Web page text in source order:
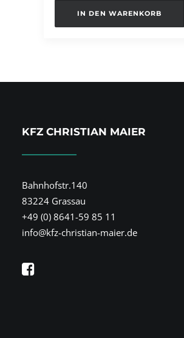
IN DEN WARENKORB
KFZ CHRISTIAN MAIER
Bahnhofstr.140
83224 Grassau
+49 (0) 8641-59 85 11
info@kfz-christian-maier.de